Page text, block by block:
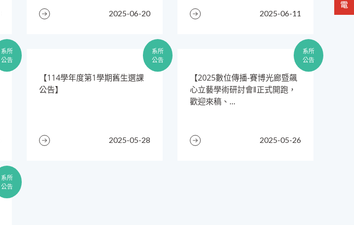
2025-06-20 2025-06-11
系所
公告
系所
公告
2025-05-28
​【114學年度第1學期舊生選課
公告】
系所
公告
2025-05-26
​【2025數位傳播-賽博光廊暨飆
心立藝學術研討會‖正式開跑，
歡迎來稿、...
系所
公告